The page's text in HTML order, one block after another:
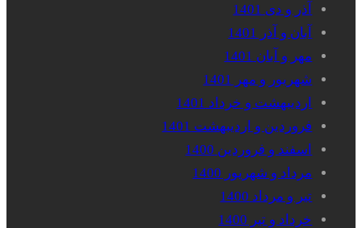
آذر و دی 1401
آبان و آذر 1401
مهر و آبان 1401
شهریور و مهر 1401
اردیبهشت و خرداد 1401
فروردین و اردیبهشت 1401
اسفند و فروردین 1400
مرداد و شهریور 1400
تیر و مرداد 1400
خرداد و تیر 1400